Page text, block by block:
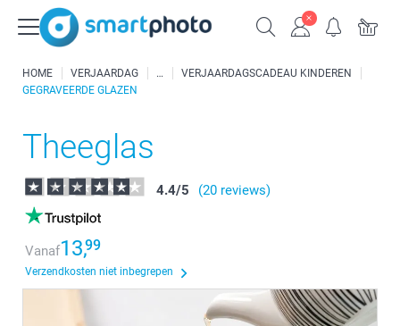
HOME VERJAARDAG
VERJAARDAGSCADEAU KINDEREN
GEGRAVEERDE GLAZEN
Theeglas
4.4/5 (20 reviews)
Vanaf13,99
Verzendkosten niet inbegrepen